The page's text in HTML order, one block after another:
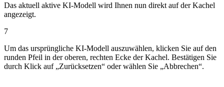
Das aktuell aktive KI-Modell wird Ihnen nun direkt auf der Kachel
angezeigt.
7
Um das ursprüngliche KI-Modell auszuwählen, klicken Sie auf den
runden Pfeil in der oberen, rechten Ecke der Kachel. Bestätigen Sie
durch Klick auf „Zurücksetzen“ oder wählen Sie „Abbrechen“.